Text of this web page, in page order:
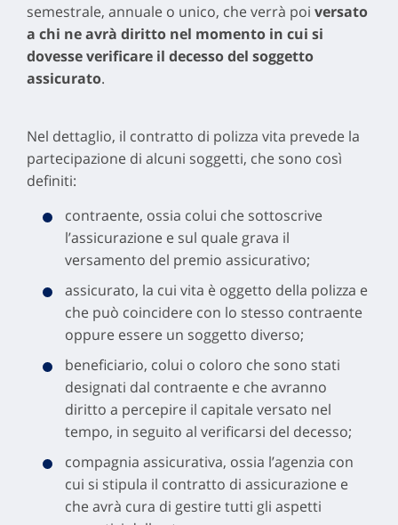
semestrale, annuale o unico, che verrà poi versato
a chi ne avrà diritto nel momento in cui si
dovesse verificare il decesso del soggetto
assicurato.
Nel dettaglio, il contratto di polizza vita prevede la
partecipazione di alcuni soggetti, che sono così
definiti:
contraente, ossia colui che sottoscrive
l’assicurazione e sul quale grava il
versamento del premio assicurativo;
assicurato, la cui vita è oggetto della polizza e
che può coincidere con lo stesso contraente
oppure essere un soggetto diverso;
beneficiario, colui o coloro che sono stati
designati dal contraente e che avranno
diritto a percepire il capitale versato nel
tempo, in seguito al verificarsi del decesso;
compagnia assicurativa, ossia l’agenzia con
cui si stipula il contratto di assicurazione e
che avrà cura di gestire tutti gli aspetti